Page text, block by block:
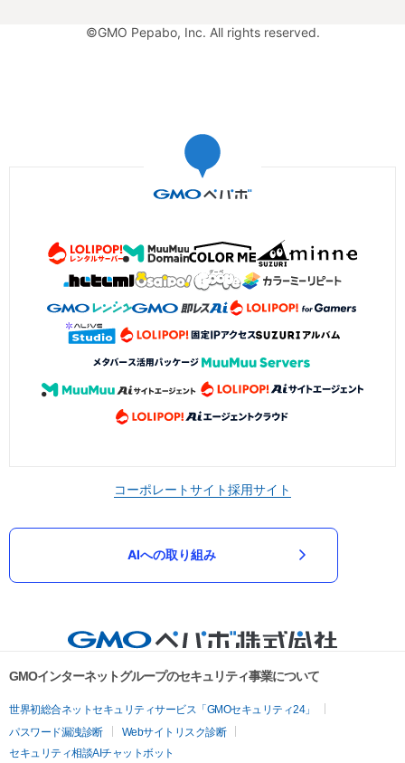
©GMO Pepabo, Inc. All rights reserved.
コーポレートサイト採用サイト
AIへの取り組み
GMOインターネットグループのセキュリティ事業について
世界初総合ネットセキュリティサービス「GMOセキュリティ24」
パスワード漏洩診断
Webサイトリスク診断
セキュリティ相談AIチャットボット